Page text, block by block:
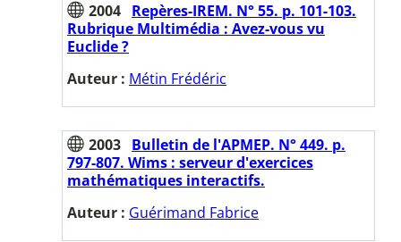
2004 Repères-IREM. N° 55. p. 101-103.
Rubrique Multimédia : Avez-vous vu
Euclide ?
Auteur : Métin Frédéric
2003 Bulletin de l'APMEP. N° 449. p.
797-807. Wims : serveur d'exercices
mathématiques interactifs.
Auteur : Guérimand Fabrice